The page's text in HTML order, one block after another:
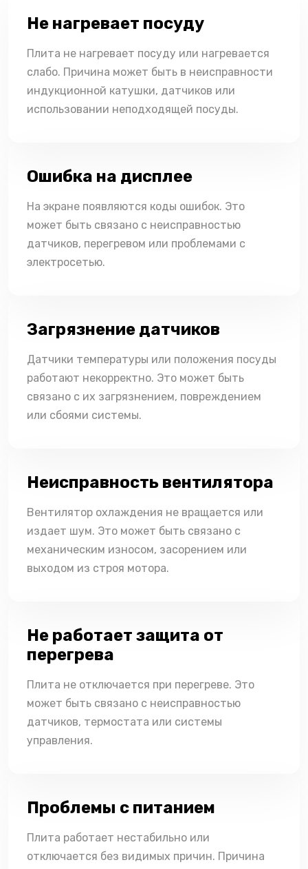
Не нагревает посуду
Плита не нагревает посуду или нагревается
слабо. Причина может быть в неисправности
индукционной катушки, датчиков или
использовании неподходящей посуды.
Ошибка на дисплее
На экране появляются коды ошибок. Это
может быть связано с неисправностью
датчиков, перегревом или проблемами с
электросетью.
Загрязнение датчиков
Датчики температуры или положения посуды
работают некорректно. Это может быть
связано с их загрязнением, повреждением
или сбоями системы.
Неисправность вентилятора
Вентилятор охлаждения не вращается или
издает шум. Это может быть связано с
механическим износом, засорением или
выходом из строя мотора.
Не работает защита от
перегрева
Плита не отключается при перегреве. Это
может быть связано с неисправностью
датчиков, термостата или системы
управления.
Проблемы с питанием
Плита работает нестабильно или
отключается без видимых причин. Причина